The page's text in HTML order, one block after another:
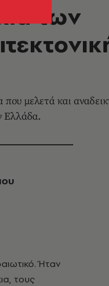
των
μελετά και
Ελλάδα.
τους